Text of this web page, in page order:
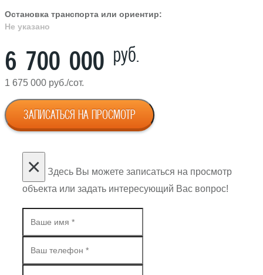
Остановка транспорта или ориентир:
Не указано
6 700 000 руб.
1 675 000 руб./сот.
ЗАПИСАТЬСЯ НА ПРОСМОТР
×
Здесь Вы можете записаться на просмотр
объекта или задать интересующий Вас вопрос!